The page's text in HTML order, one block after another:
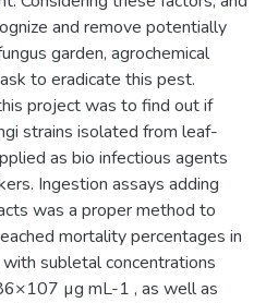
and remove potentially
garden, agrochemical
to eradicate this pest.
project was to find out if
strains isolated from leaf-
as bio infectious agents
Ingestion assays adding
was a proper method to
mortality percentages in
subletal concentrations
µg mL-1 , as well as